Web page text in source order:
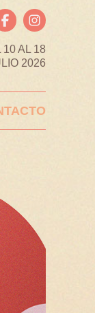
10 AL 18
2026